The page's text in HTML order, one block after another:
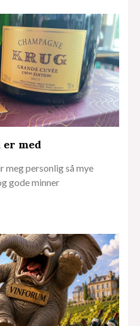
med
meg personlig så mye
gode minner